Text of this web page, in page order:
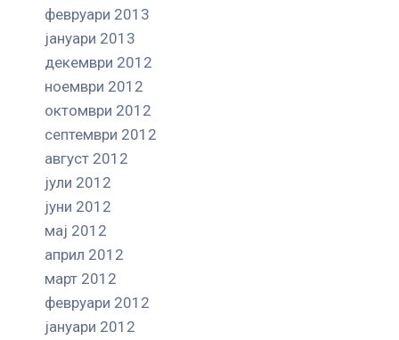
февруари 2013
јануари 2013
декември 2012
ноември 2012
октомври 2012
септември 2012
август 2012
јули 2012
јуни 2012
мај 2012
април 2012
март 2012
февруари 2012
јануари 2012